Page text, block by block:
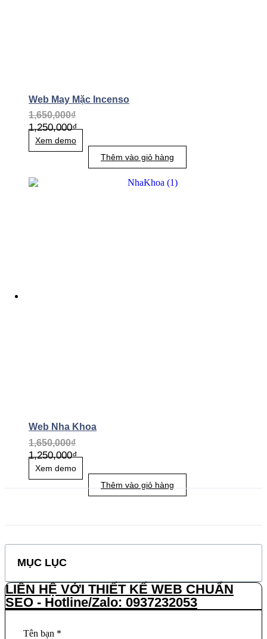
Web May Mặc Incenso
1,650,000₫
1,250,000₫
Xem demo
Thêm vào giỏ hàng
Web Nha Khoa
1,650,000₫
1,250,000₫
Xem demo
Thêm vào giỏ hàng
MỤC LỤC
LIÊN HỆ VỚI THIẾT KẾ WEB CHUẨN
SEO - Hotline/Zalo: 0937232053
Tên bạn *